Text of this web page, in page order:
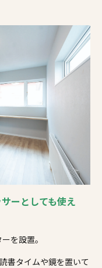
ーとしても使え
を設置。
書タイムや鏡を置いて